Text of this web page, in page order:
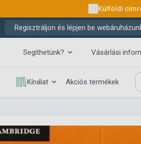
Külföldi
Regisztráljon és lépjen be
Segíthetünk? Vásárlási
Kínálat Akciós termékek